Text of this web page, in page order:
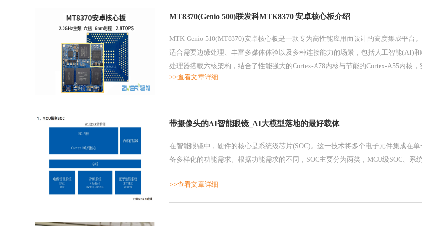
MT8370(Genio 500)联发科MTK8370 安卓核心板介绍
MTK Genio 510(MT8370)安卓核心板是一款专为高性能应用而设计的高度集成平台
适合需要边缘处理、丰富多媒体体验以及多种连接能力的场景，包括人工智能(AI)
处理器搭载六核架构，结合了性能强大的Cortex-A78内核与节能的Cortex-A55内核
想平衡，适用于各种复杂的IoT应用需求。
>>查看文章详细
带摄像头的AI智能眼镜_AI大模型落地的最好载体
在智能眼镜中，硬件的核心是系统级芯片(SOC)。这一技术将多个电子元件集成在
备多样化的功能需求。根据功能需求的不同，SOC主要分为两类，MCU级SOC、系统
>>查看文章详细